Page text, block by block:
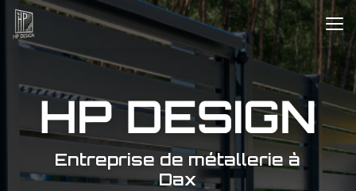
Aller
contenu
principal
Entreprise de métallerie à
Dax